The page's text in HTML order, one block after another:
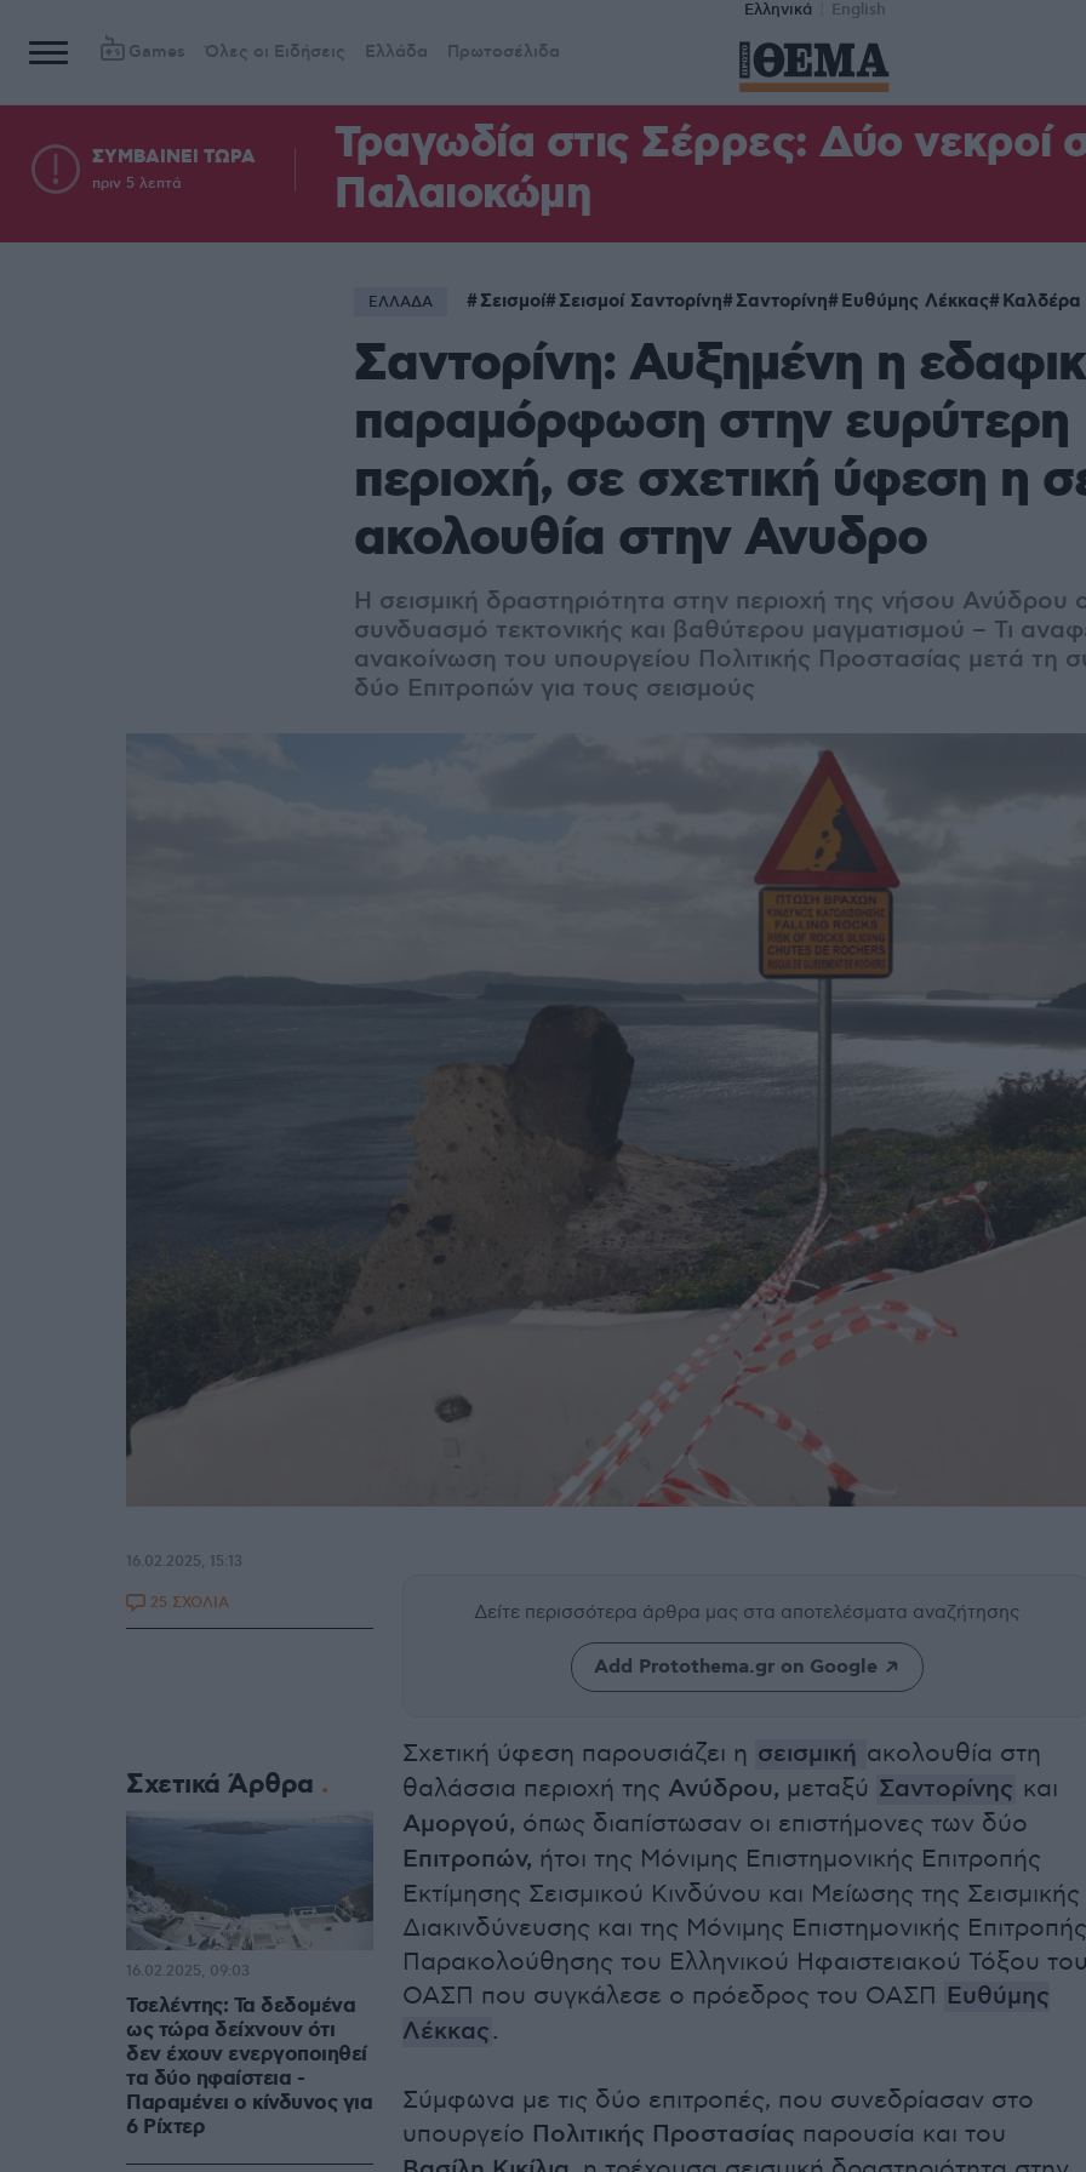
Ελληνικά English
Games Όλες οι Ειδήσεις Ελλάδα Πρωτοσέλιδα
ΣΥΜΒΑΙΝΕΙ ΤΩΡΑ
πριν 5 λεπτά
Τραγωδία στις Σέρρες: Δύο νεκροί
Παλαιοκώμη
ΕΛΛΑΔΑ Σεισμοί Σεισμοί Σαντορίνη Σαντορίνη Ευθύμης Λέκκας Καλδέρα
Σαντορίνη: Αυξημένη η
παραμόρφωση στην ευρύτερη
περιοχή, σε σχετική ύφεση η
ακολουθία στην Ανυδρο
Η σεισμική δραστηριότητα στην περιοχή της νήσου Ανύδρου
συνδυασμό τεκτονικής και βαθύτερου μαγματισμού – Τι
ανακοίνωση του υπουργείου Πολιτικής Προστασίας μετά τη
δύο Επιτροπών για τους σεισμούς
Δείτε περισσότερα άρθρα μας στα αποτελέσματα αναζήτησης
Add Protothema.gr on Google
Σχετική ύφεση παρουσιάζει η σεισμική ακολουθία στη
θαλάσσια περιοχή της Ανύδρου, μεταξύ Σαντορίνης και
Αμοργού, όπως διαπίστωσαν οι επιστήμονες των δύο
Επιτροπών, ήτοι της Μόνιμης Eπιστημονικής Eπιτροπής
Εκτίμησης Σεισμικού Κινδύνου και Μείωσης της Σεισμικής
Διακινδύνευσης και της Μόνιμης Επιστημονικής Επιτροπής
Παρακολούθησης του Ελληνικού Ηφαιστειακού Τόξου
ΟΑΣΠ που συγκάλεσε ο πρόεδρος του ΟΑΣΠ Ευθύμης
Λέκκας.
Σύμφωνα με τις δύο επιτροπές, που συνεδρίασαν στο
υπουργείο Πολιτικής Προστασίας παρουσία και του
16.02.2025, 15:13
25 ΣΧΟΛΙΑ
Σχετικά Άρθρα
Τσελέντης: Τα δεδομένα
ως τώρα δείχνουν ότι
δεν έχουν ενεργοποιηθεί
τα δύο ηφαίστεια -
Παραμένει ο κίνδυνος για
6 Ρίχτερ
16.02.2025, 09:03